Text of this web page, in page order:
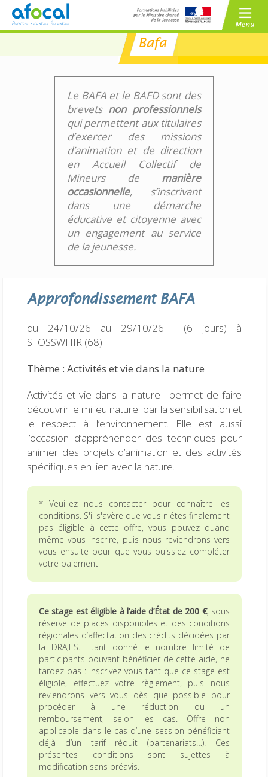
BAFA
BPJEPS
/
CPJEPS
Bafa
Le BAFA et le BAFD sont des
brevets non professionnels
qui permettent aux titulaires
d’exercer des missions
d’animation et de direction
en Accueil Collectif de
Mineurs de manière
occasionnelle, s’inscrivant
dans une démarche
éducative et citoyenne avec
un engagement au service
de la jeunesse.
ApprofondissementBAFA
du 24/10/26 au 29/10/26 (6 jours) à
STOSSWHIR (68)
Thème : Activités et vie dans la nature
Activités et vie dans la nature : permet de faire
découvrir le milieu naturel par la sensibilisation et
le respect à l’environnement. Elle est aussi
l’occasion d’appréhender des techniques pour
animer des projets d’animation et des activités
spécifiques en lien avec la nature.
* Veuillez nous contacter pour connaître les
conditions. S'il s'avère que vous n'êtes finalement
pas éligible à cette offre, vous pouvez quand
même vous inscrire, puis nous reviendrons vers
vous ensuite pour que vous puissiez compléter
votre paiement
Ce stage est éligible à l’aide d’État de 200 €, sous
réserve de places disponibles et des conditions
régionales d’affectation des crédits décidées par
la DRAJES. Etant donné le nombre limité de
participants pouvant bénéficier de cette aide, ne
tardez pas : inscrivez-vous tant que ce stage est
éligible, effectuez votre règlement, puis nous
reviendrons vers vous dès que possible pour
procéder à une réduction ou un
remboursement, selon les cas. Offre non
applicable dans le cas d’une session bénéficiant
déjà d’un tarif réduit (partenariats…). Ces
présentes conditions sont sujettes à
modification sans préavis.